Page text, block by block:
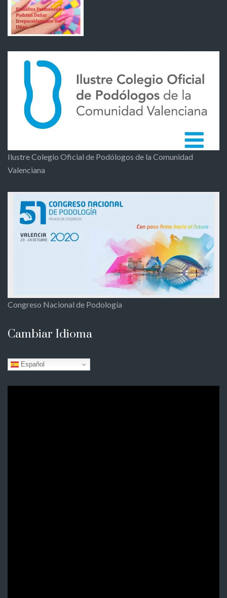
Ilustre Colegio Oficial de Podólogos de la Comunidad
Valenciana
Congreso Nacional de Podología
Cambiar Idioma
Español